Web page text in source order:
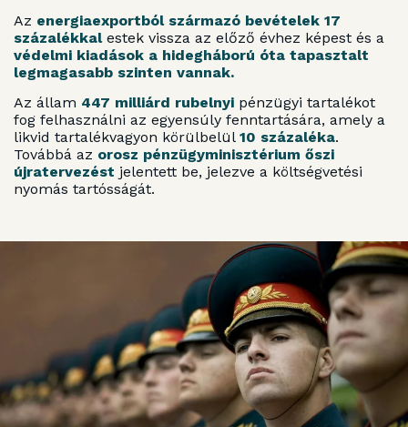
Az energiaexportból származó bevételek 17
százalékkalestek vissza az előző évhez képest és a
védelmi kiadások a hidegháború óta tapasztalt
legmagasabb szinten vannak.
Az állam 447 milliárd rubelnyi pénzügyi tartalékot
fog felhasználni az egyensúly fenntartására, amely a
likvid tartalékvagyon körülbelül 10 százaléka.
Továbbá az orosz pénzügyminisztérium őszi
újratervezést jelentett be, jelezve a költségvetési
nyomás tartósságát.